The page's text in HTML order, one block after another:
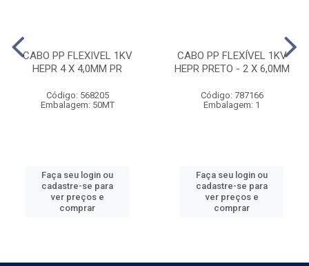
CABO PP FLEXIVEL 1KV
HEPR 4 X 4,0MM PR
Código: 568205
Embalagem: 50MT
Faça seu login ou
cadastre-se para
ver preços e
comprar
CABO PP FLEXÍVEL 1KV
HEPR PRETO - 2 X 6,0MM
Código: 787166
Embalagem: 1
Faça seu login ou
cadastre-se para
ver preços e
comprar